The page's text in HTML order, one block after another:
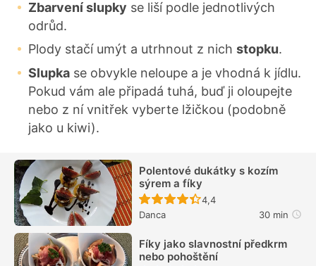
Zbarvení slupky se liší podle jednotlivých
odrůd.
Plody stačí umýt a utrhnout z nich stopku.
Slupka se obvykle neloupe a je vhodná k jídlu.
Pokud vám ale připadá tuhá, buď ji oloupejte
nebo z ní vnitřek vyberte lžičkou (podobně
jako u kiwi).
Polentové dukátky s kozím
sýrem a fíky
Recept ještě nebyl
4,4
Danca
30 min
Fíky jako slavnostní předkrm
nebo pohoštění